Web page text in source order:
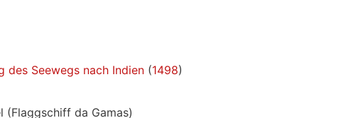
des Seewegs nach Indien (1498)
(Flaggschiff da Gamas)